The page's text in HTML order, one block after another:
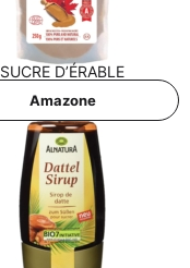
SUCRE D’É­RA­BLE
Ama­zo­ne